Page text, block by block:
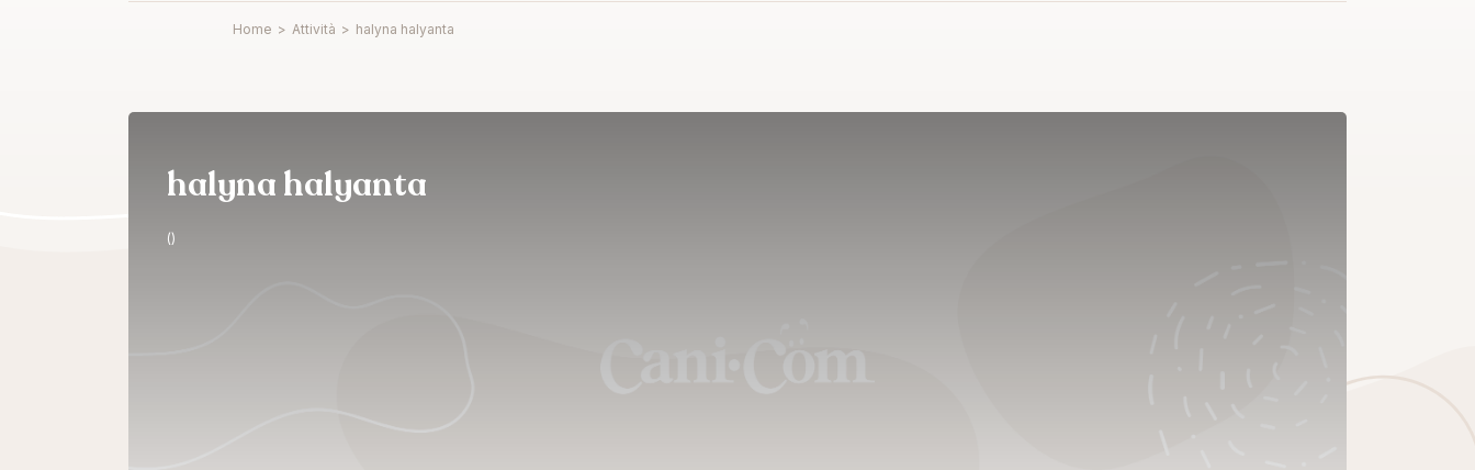
Home > Attività > halyna halyanta
halyna halyanta
()